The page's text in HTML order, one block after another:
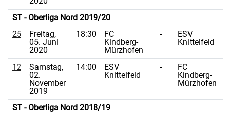
ST - Oberliga Nord 2019/20
25
Freitag,
05. Juni
2020
18:30
FC
Kindberg-
Mürzhofen
-
ESV
Knittelfeld
12
Samstag,
02.
November
2019
14:00
ESV
Knittelfeld
-
FC
Kindberg-
Mürzhofen
ST - Oberliga Nord 2018/19